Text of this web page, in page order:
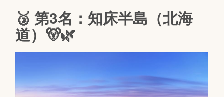
🥉 第3名：知床半島（北海
道）🐻🌿